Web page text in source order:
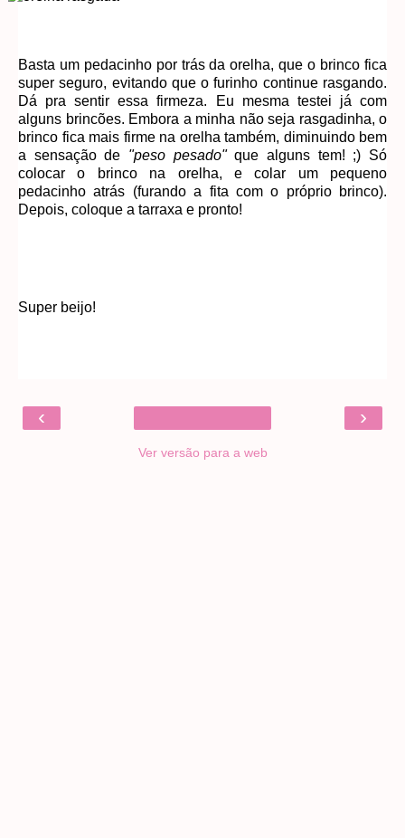
Basta um pedacinho por trás da orelha, que o brinco fica
super seguro, evitando que o furinho continue rasgando.
Dá pra sentir essa firmeza. Eu mesma testei já com
alguns brincões. Embora a minha não seja rasgadinha, o
brinco fica mais firme na orelha também, diminuindo bem
a sensação de "peso pesado"que alguns tem! ;) Só
colocar o brinco na orelha, e colar um pequeno
pedacinho atrás (furando a fita com o próprio brinco).
Depois, coloque a tarraxa e pronto!
Super beijo!
‹ ›
Ver versão para a web